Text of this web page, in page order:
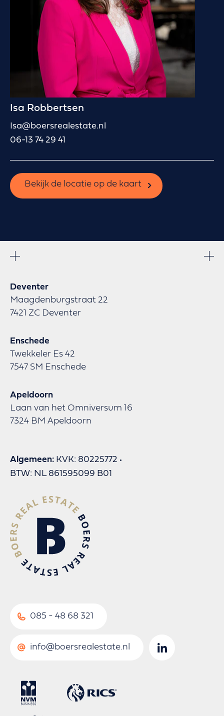
Isa Robbertsen
Isa@boersrealestate.nl
06-13 74 29 41
Bekijk de locatie op de kaart
Deventer
Maagdenburgstraat 22
7421 ZC Deventer
Enschede
Twekkeler Es 42
7547 SM Enschede
Apeldoorn
Laan van het Omniversum 16
7324 BM Apeldoorn
Algemeen: KVK: 80225772
BTW: NL 861595099 B01
085 - 48 68 321
info@boersrealestate.nl